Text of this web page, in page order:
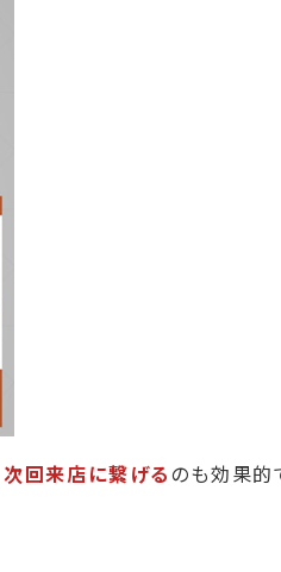
次回来店に繋げるのも効果的